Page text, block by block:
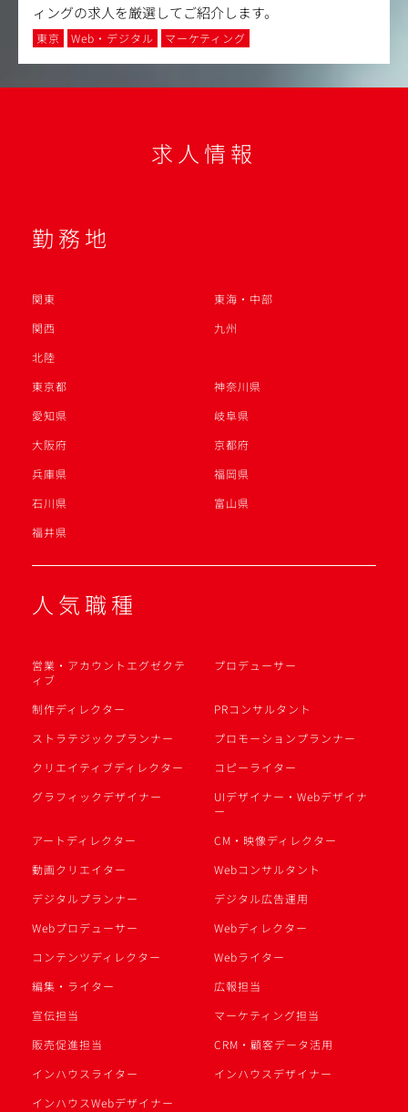
ィングの求人を厳選してご紹介します。
東京 Web・デジタル マーケティング
求人情報
勤務地
関東
東海・中部
関西
九州
北陸
東京都
神奈川県
愛知県
岐阜県
大阪府
京都府
兵庫県
福岡県
石川県
富山県
福井県
人気職種
営業・アカウントエグゼクテ
ィブ
プロデューサー
制作ディレクター
PRコンサルタント
ストラテジックプランナー
プロモーションプランナー
クリエイティブディレクター
コピーライター
グラフィックデザイナー
UIデザイナー・Webデザイナ
ー
アートディレクター
CM・映像ディレクター
動画クリエイター
Webコンサルタント
デジタルプランナー
デジタル広告運用
Webプロデューサー
Webディレクター
コンテンツディレクター
Webライター
編集・ライター
広報担当
宣伝担当
マーケティング担当
販売促進担当
CRM・顧客データ活用
インハウスライター
インハウスデザイナー
インハウスWebデザイナー